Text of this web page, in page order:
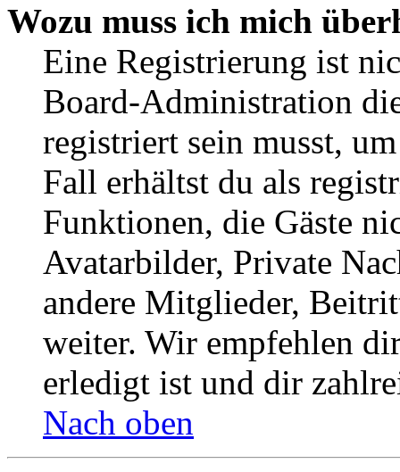
Wozu muss ich mich
Eine Registrierung ist
Board-Administration
registriert sein musst,
Fall erhältst du als
Funktionen, die Gäste
Avatarbilder, Private
andere Mitglieder,
weiter. Wir empfehlen
erledigt ist und dir
Nach oben